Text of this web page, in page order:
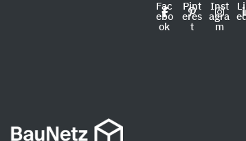
Fac
ebo
ok
Pint
eres
t
Inst
agra
m